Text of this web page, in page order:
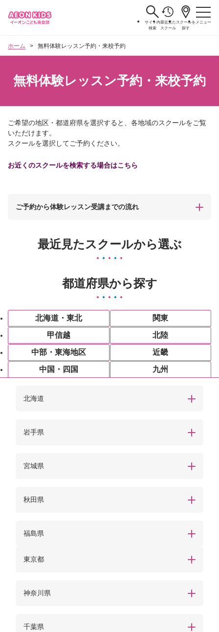
サイト内
検索
最近見た
スクール
スクールを
探す
メニュー
ホーム 無料体験レッスン予約・来校予約
無料体験レッスン予約・来校予約
ご希望の地区・都道府県を選択すると、各地域のスクールをご覧
いただけます。
スクールを選択してご予約ください。
お近くのスクールを検索する場合はこちら
ご予約から体験レッスン受講までの流れ
最近見たスクールから選ぶ
都道府県から探す
北海道・東北 関東
甲信越 北陸
中部・東海地区 近畿
中国・四国 九州
北海道
岩手県
宮城県
秋田県
福島県
東京都
神奈川県
千葉県